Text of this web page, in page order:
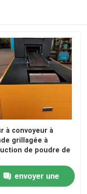
à convoyeur à
grillagée à
de poudre de
envoyer une